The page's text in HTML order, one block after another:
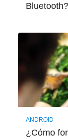
ANDROID
¿Cómo